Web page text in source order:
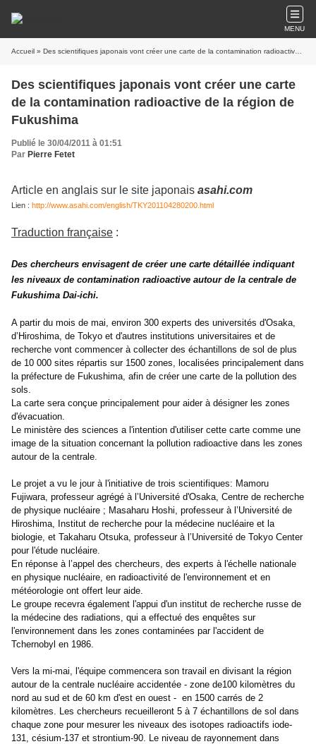
MENU
Accueil » Des scientifiques japonais vont créer une carte de la contamination radioactive de la région de Fukushima
Des scientifiques japonais vont créer une carte
de la contamination radioactive de la région de
Fukushima
Publié le 30/04/2011 à 01:51
Par Pierre Fetet
Article en anglais sur le site japonais asahi.com
Lien : http://www.asahi.com/english/TKY201104280200.html
Traduction française :
Des chercheurs envisagent de créer une carte détaillée indiquant
les niveaux de contamination radioactive autour de la centrale de
Fukushima Dai-ichi.
A partir du mois de mai, environ 300 experts des universités d'Osaka,
d’Hiroshima, de Tokyo et d'autres institutions universitaires et de
recherche vont commencer à collecter des échantillons de sol de plus
de 10 000 sites répartis sur 1500 zones, localisées principalement dans
la préfecture de Fukushima, afin de créer une carte de la pollution des
sols.
La carte sera conçue principalement pour aider à désigner les zones
d'évacuation.
Le ministère des sciences a l'intention d'utiliser cette carte comme une
image de la situation concernant la pollution radioactive dans les zones
autour de la centrale.
Le projet a vu le jour à l'initiative de trois scientifiques: Mamoru
Fujiwara, professeur agrégé à l’Université d'Osaka, Centre de recherche
de physique nucléaire ; Masaharu Hoshi, professeur à l’Université de
Hiroshima, Institut de recherche pour la médecine nucléaire et la
biologie, et Takaharu Otsuka, professeur à l’Université de Tokyo Center
pour l'étude nucléaire.
En réponse à l’appel des chercheurs, des experts à l'échelle nationale
en physique nucléaire, en radioactivité de l'environnement et en
météorologie ont offert leur aide.
Le groupe recevra également l'appui d'un institut de recherche russe de
la médecine des radiations, qui a effectué des enquêtes sur
l'environnement dans les zones contaminées par l'accident de
Tchernobyl en 1986.
Vers la mi-mai, l'équipe commencera son travail en divisant la région
autour de la centrale nucléaire accidentée - zone de100 kilomètres du
nord au sud et de 60 km d'est en ouest - en 1500 carrés de 2
kilomètres. Les chercheurs recueilleront 5 à 7 échantillons de sol dans
chaque zone pour mesurer les niveaux des isotopes radioactifs iode-
131, césium-137 et strontium-90. Le niveau de rayonnement dans